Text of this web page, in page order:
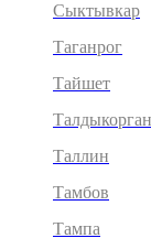
Сыктывкар
Таганрог
Тайшет
Талдыкорган
Таллин
Тамбов
Тампа